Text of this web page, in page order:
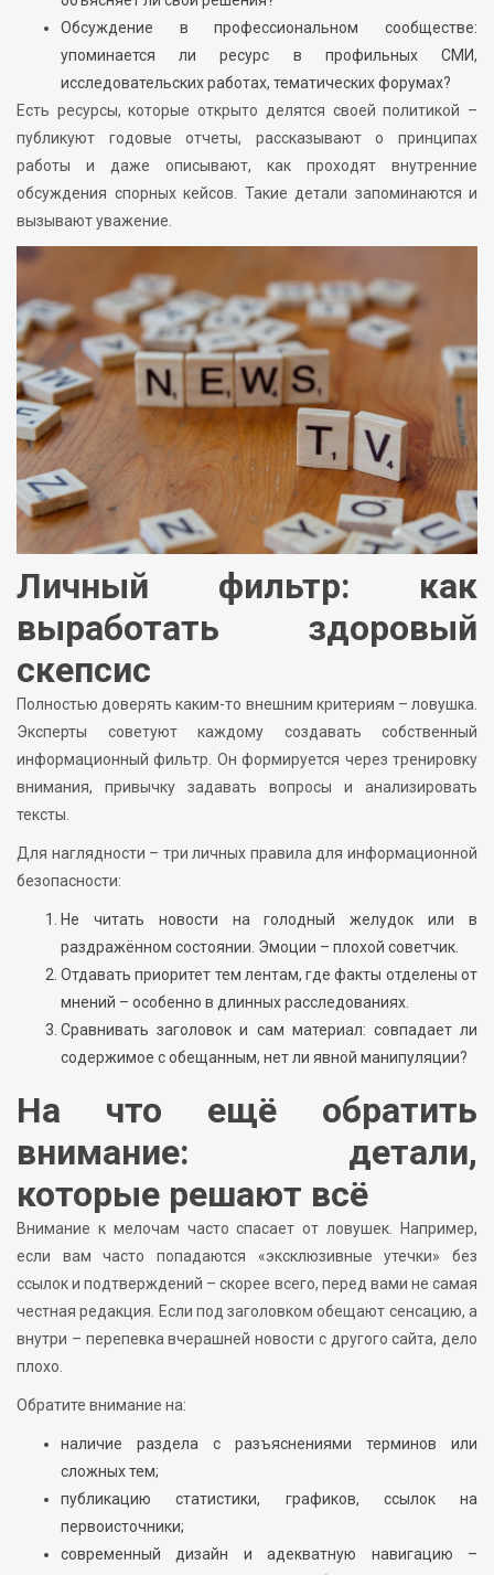
Обсуждение в профессиональном сообществе:
упоминается ли ресурс в профильных СМИ,
исследовательских работах, тематических форумах?
Есть ресурсы, которые открыто делятся своей политикой –
публикуют годовые отчеты, рассказывают о принципах
работы и даже описывают, как проходят внутренние
обсуждения спорных кейсов. Такие детали запоминаются и
вызывают уважение.
Личный фильтр: как
выработать здоровый
скепсис
Полностью доверять каким-то внешним критериям – ловушка.
Эксперты советуют каждому создавать собственный
информационный фильтр. Он формируется через тренировку
внимания, привычку задавать вопросы и анализировать
тексты.
Для наглядности – три личных правила для информационной
безопасности:
Не читать новости на голодный желудок или в
раздражённом состоянии. Эмоции – плохой советчик.
Отдавать приоритет тем лентам, где факты отделены от
мнений – особенно в длинных расследованиях.
Сравнивать заголовок и сам материал: совпадает ли
содержимое с обещанным, нет ли явной манипуляции?
На что ещё обратить
внимание: детали,
которые решают всё
Внимание к мелочам часто спасает от ловушек. Например,
если вам часто попадаются «эксклюзивные утечки» без
ссылок и подтверждений – скорее всего, перед вами не самая
честная редакция. Если под заголовком обещают сенсацию, а
внутри – перепевка вчерашней новости с другого сайта, дело
плохо.
Обратите внимание на:
наличие раздела с разъяснениями терминов или
сложных тем;
публикацию статистики, графиков, ссылок на
первоисточники;
современный дизайн и адекватную навигацию –